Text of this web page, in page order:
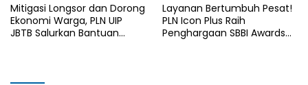
Mitigasi Longsor dan Dorong
Ekonomi Warga, PLN UIP
JBTB Salurkan Bantuan
Layanan Bertumbuh Pesat!
PLN Icon Plus Raih
Penghargaan SBBI Awards